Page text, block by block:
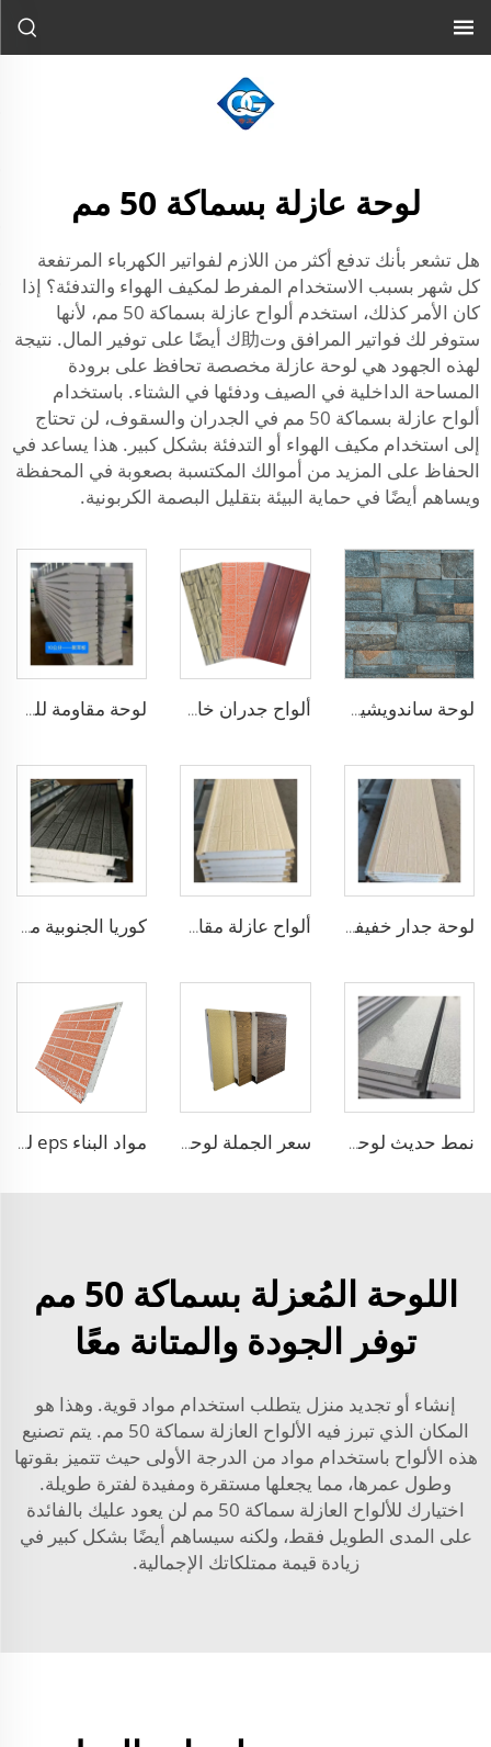
لوحة عازلة بسماكة 50 مم
هل تشعر بأنك تدفع أكثر من اللازم لفواتير الكهرباء المرتفعة
كل شهر بسبب الاستخدام المفرط لمكيف الهواء والتدفئة؟ إذا
كان الأمر كذلك، استخدم ألواح عازلة بسماكة 50 مم، لأنها
ستوفر لك فواتير المرافق وت助ك أيضًا على توفير المال. نتيجة
لهذه الجهود هي لوحة عازلة مخصصة تحافظ على برودة
المساحة الداخلية في الصيف ودفئها في الشتاء. باستخدام
ألواح عازلة بسماكة 50 مم في الجدران والسقوف، لن تحتاج
إلى استخدام مكيف الهواء أو التدفئة بشكل كبير. هذا يساعد في
الحفاظ على المزيد من أموالك المكتسبة بصعوبة في المحفظة
ويساهم أيضًا في حماية البيئة بتقليل البصمة الكربونية.
لوحة ساندويشية من الفولاذ المعزولة والعازلة للصوت بسماكة 50 مم من رغوة الـ EPS والعزل من البولي يوريثين للجدران والسقف ألواح جدران خارجية بالبلاط الرصيفي ألواح رغوة بولي يوريثين مركبة معزولة من البولي يوريثين (PU) للجدران الخارجية المنزلية لوحة مقاومة للحريق والعزل الصوتي لوحة جدار رغوية مركبة من الرغوة لجدار الإمارات العربية المتحدة/المملكة العربية السعودية/قطر
لوحة جدار خفيفة مقاومة للحريق بدرجة B1 لوحة عزل خارجي من نوع EPS للغرف الباردة / المستودعات ألواح عازلة مقاومة للنار من الصين سماكة 50 مم مع مواد عازلة من البوليستيرين وألواح PU للاستخدام في الجدران والسقف كوريا الجنوبية مبيعات ساخنة للوح جدار خارجي للزينة والعزل رغوة EPS لوحة ثلاثية الطبقات للفيلات الخارجية
نمط حديث لوحة جدران ثلاثية الطبقات خفيفة الوزن للواجهة الخارجية لوحة جانبية معزولة لوحة ثلاثية الطبقات حجر مستنسخ للجدران الخارجية سعر الجملة لوحة EPS الرغوية سماكة 50 مم للخارج معزولة لوحات جدارية رغوية خفيفة الوزن مريحة وقابلة للتخصيص مواد البناء eps لوحة sandwich EPS لوحة جدارية رغوية زخرفية ألواح جدران خرسانية قوالب منزل
اللوحة المُعزلة بسماكة 50 مم
توفر الجودة والمتانة معًا
إنشاء أو تجديد منزل يتطلب استخدام مواد قوية. وهذا هو
المكان الذي تبرز فيه الألواح العازلة سماكة 50 مم. يتم تصنيع
هذه الألواح باستخدام مواد من الدرجة الأولى حيث تتميز بقوتها
وطول عمرها، مما يجعلها مستقرة ومفيدة لفترة طويلة.
اختيارك للألواح العازلة سماكة 50 مم لن يعود عليك بالفائدة
على المدى الطويل فقط، ولكنه سيساهم أيضًا بشكل كبير في
زيادة قيمة ممتلكاتك الإجمالية.